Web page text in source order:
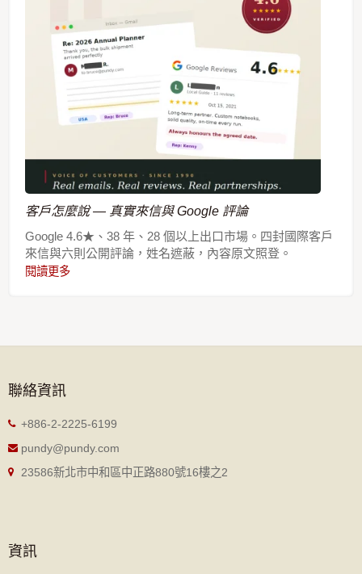
客戶怎麼說 — 真實來信與 Google 評論
Google 4.6★、38 年、28 個以上出口市場。四封國際客戶
來信與六則公開評論，姓名遮蔽，內容原文照登。
閱讀更多
聯絡資訊
+886-2-2225-6199
pundy@pundy.com
23586新北市中和區中正路880號16樓之2
資訊